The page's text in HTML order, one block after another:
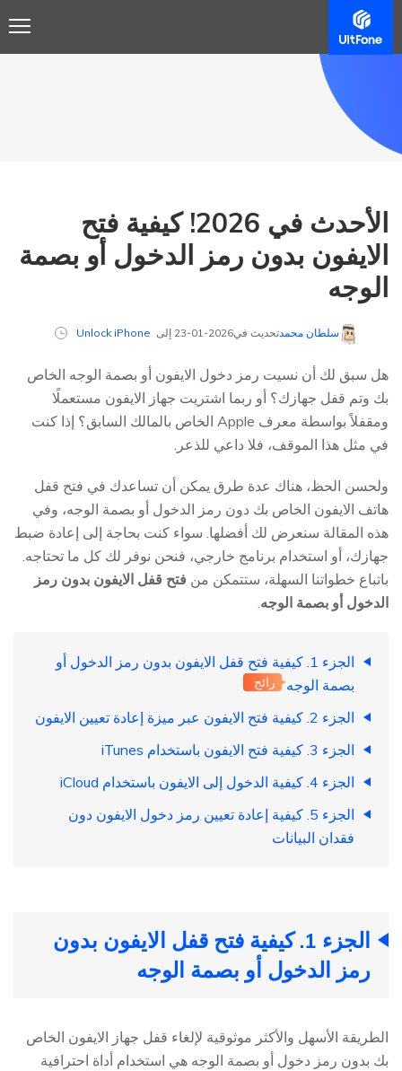
الأحدث في 2026! كيفية فتح
الايفون بدون رمز الدخول أو بصمة
الوجه
سلطان محمدتحديث في2026-01-23 إلى Unlock iPhone
هل سبق لك أن نسيت رمز دخول الايفون أو بصمة الوجه الخاص
بك وتم قفل جهازك؟ أو ربما اشتريت جهاز الايفون مستعملًا
ومقفلاً بواسطة معرف Apple الخاص بالمالك السابق؟ إذا كنت
في مثل هذا الموقف، فلا داعي للذعر.
ولحسن الحظ، هناك عدة طرق يمكن أن تساعدك في فتح قفل
هاتف الايفون الخاص بك دون رمز الدخول أو بصمة الوجه، وفي
هذه المقالة سنعرض لك أفضلها. سواء كنت بحاجة إلى إعادة ضبط
جهازك، أو استخدام برنامج خارجي، فنحن نوفر لك كل ما تحتاجه.
باتباع خطواتنا السهلة، ستتمكن من فتح قفل الايفون بدون رمز
الدخول أو بصمة الوجه.
الجزء 1. كيفية فتح قفل الايفون بدون رمز الدخول أو
بصمة الوجه
رائج
الجزء 2. كيفية فتح الايفون عبر ميزة إعادة تعيين الايفون
الجزء 3. كيفية فتح الايفون باستخدام iTunes
الجزء 4. كيفية الدخول إلى الايفون باستخدام iCloud
الجزء 5. كيفية إعادة تعيين رمز دخول الايفون دون
فقدان البيانات
الجزء 1. كيفية فتح قفل الايفون بدون
رمز الدخول أو بصمة الوجه
الطريقة الأسهل والأكثر موثوقية لإلغاء قفل جهاز الايفون الخاص
بك بدون رمز دخول أو بصمة الوجه هي استخدام أداة احترافية